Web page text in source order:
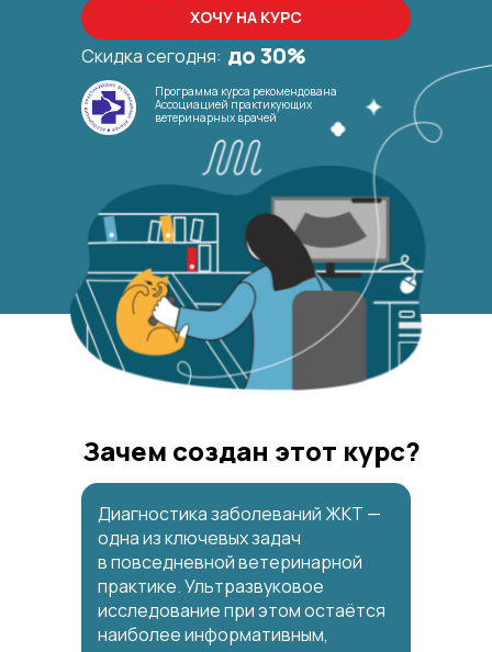
ХОЧУ НА КУРС
до 30%
Скидка сегодня:
Программа курса рекомендована
Ассоциацией практикующих
ветеринарных врачей
Зачем создан этот курс?
Диагностика заболеваний ЖКТ —
одна из ключевых задач
в повседневной ветеринарной
практике. Ультразвуковое
исследование при этом остаётся
наиболее информативным,